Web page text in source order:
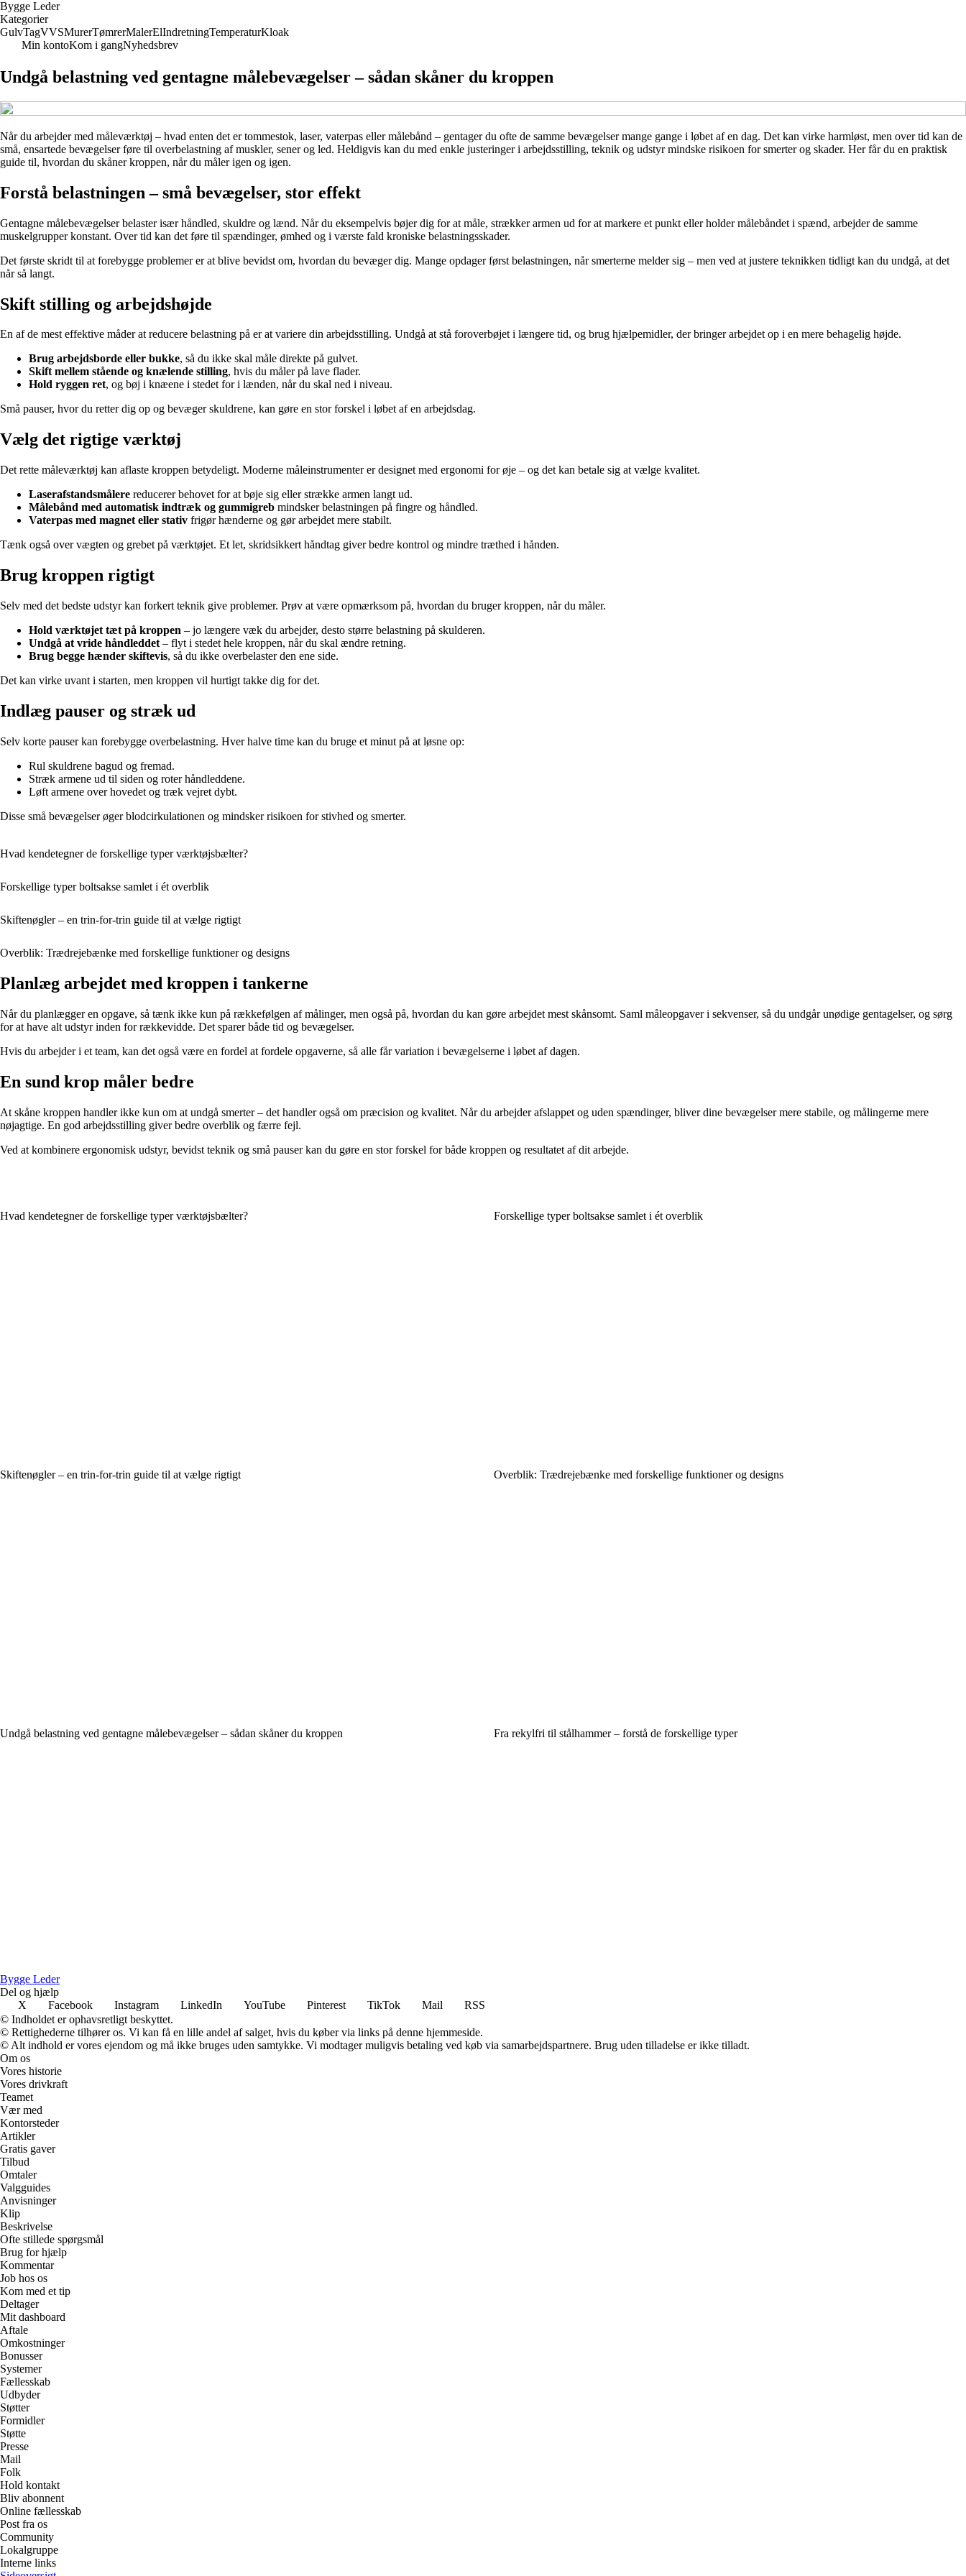
Bygge Leder
Kategorier
GulvTagVVSMurerTømrerMalerElIndretningTemperaturKloak
Min kontoKom i gangNyhedsbrev
Undgå belastning ved gentagne målebevægelser – sådan skåner du kroppen
Når du arbejder med måleværktøj – hvad enten det er tommestok, laser, vaterpas eller målebånd – gentager du ofte de samme bevægelser mange gange i løbet af en dag. Det kan virke harmløst, men over tid kan de
små, ensartede bevægelser føre til overbelastning af muskler, sener og led. Heldigvis kan du med enkle justeringer i arbejdsstilling, teknik og udstyr mindske risikoen for smerter og skader. Her får du en praktisk
guide til, hvordan du skåner kroppen, når du måler igen og igen.
Forstå belastningen – små bevægelser, stor effekt
Gentagne målebevægelser belaster især håndled, skuldre og lænd. Når du eksempelvis bøjer dig for at måle, strækker armen ud for at markere et punkt eller holder målebåndet i spænd, arbejder de samme
muskelgrupper konstant. Over tid kan det føre til spændinger, ømhed og i værste fald kroniske belastningsskader.
Det første skridt til at forebygge problemer er at blive bevidst om, hvordan du bevæger dig. Mange opdager først belastningen, når smerterne melder sig – men ved at justere teknikken tidligt kan du undgå, at det
når så langt.
Skift stilling og arbejdshøjde
En af de mest effektive måder at reducere belastning på er at variere din arbejdsstilling. Undgå at stå foroverbøjet i længere tid, og brug hjælpemidler, der bringer arbejdet op i en mere behagelig højde.
Brug arbejdsborde eller bukke, så du ikke skal måle direkte på gulvet.
Skift mellem stående og knælende stilling, hvis du måler på lave flader.
Hold ryggen ret, og bøj i knæene i stedet for i lænden, når du skal ned i niveau.
Små pauser, hvor du retter dig op og bevæger skuldrene, kan gøre en stor forskel i løbet af en arbejdsdag.
Vælg det rigtige værktøj
Det rette måleværktøj kan aflaste kroppen betydeligt. Moderne måleinstrumenter er designet med ergonomi for øje – og det kan betale sig at vælge kvalitet.
Laserafstandsmålere reducerer behovet for at bøje sig eller strække armen langt ud.
Målebånd med automatisk indtræk og gummigreb mindsker belastningen på fingre og håndled.
Vaterpas med magnet eller stativ frigør hænderne og gør arbejdet mere stabilt.
Tænk også over vægten og grebet på værktøjet. Et let, skridsikkert håndtag giver bedre kontrol og mindre træthed i hånden.
Brug kroppen rigtigt
Selv med det bedste udstyr kan forkert teknik give problemer. Prøv at være opmærksom på, hvordan du bruger kroppen, når du måler.
Hold værktøjet tæt på kroppen – jo længere væk du arbejder, desto større belastning på skulderen.
Undgå at vride håndleddet – flyt i stedet hele kroppen, når du skal ændre retning.
Brug begge hænder skiftevis, så du ikke overbelaster den ene side.
Det kan virke uvant i starten, men kroppen vil hurtigt takke dig for det.
Indlæg pauser og stræk ud
Selv korte pauser kan forebygge overbelastning. Hver halve time kan du bruge et minut på at løsne op:
Rul skuldrene bagud og fremad.
Stræk armene ud til siden og roter håndleddene.
Løft armene over hovedet og træk vejret dybt.
Disse små bevægelser øger blodcirkulationen og mindsker risikoen for stivhed og smerter.
Hvad kendetegner de forskellige typer værktøjsbælter?
Forskellige typer boltsakse samlet i ét overblik
Skiftenøgler – en trin-for-trin guide til at vælge rigtigt
Overblik: Trædrejebænke med forskellige funktioner og designs
Planlæg arbejdet med kroppen i tankerne
Når du planlægger en opgave, så tænk ikke kun på rækkefølgen af målinger, men også på, hvordan du kan gøre arbejdet mest skånsomt. Saml måleopgaver i sekvenser, så du undgår unødige gentagelser, og sørg
for at have alt udstyr inden for rækkevidde. Det sparer både tid og bevægelser.
Hvis du arbejder i et team, kan det også være en fordel at fordele opgaverne, så alle får variation i bevægelserne i løbet af dagen.
En sund krop måler bedre
At skåne kroppen handler ikke kun om at undgå smerter – det handler også om præcision og kvalitet. Når du arbejder afslappet og uden spændinger, bliver dine bevægelser mere stabile, og målingerne mere
nøjagtige. En god arbejdsstilling giver bedre overblik og færre fejl.
Ved at kombinere ergonomisk udstyr, bevidst teknik og små pauser kan du gøre en stor forskel for både kroppen og resultatet af dit arbejde.
Hvad kendetegner de forskellige typer værktøjsbælter? Forskellige typer boltsakse samlet i ét overblik
Skiftenøgler – en trin-for-trin guide til at vælge rigtigt Overblik: Trædrejebænke med forskellige funktioner og designs
Undgå belastning ved gentagne målebevægelser – sådan skåner du kroppen Fra rekylfri til stålhammer – forstå de forskellige typer
Bygge Leder
Del og hjælp
X
Facebook Instagram LinkedIn YouTube Pinterest TikTok Mail
RSS
© Indholdet er ophavsretligt beskyttet.
© Rettighederne tilhører os. Vi kan få en lille andel af salget, hvis du køber via links på denne hjemmeside.
© Alt indhold er vores ejendom og må ikke bruges uden samtykke. Vi modtager muligvis betaling ved køb via samarbejdspartnere. Brug uden tilladelse er ikke tilladt.
Om os
Vores historie
Vores drivkraft
Teamet
Vær med
Kontorsteder
Artikler
Gratis gaver
Tilbud
Omtaler
Valgguides
Anvisninger
Klip
Beskrivelse
Ofte stillede spørgsmål
Brug for hjælp
Kommentar
Job hos os
Kom med et tip
Deltager
Mit dashboard
Aftale
Omkostninger
Bonusser
Systemer
Fællesskab
Udbyder
Støtter
Formidler
Støtte
Presse
Mail
Folk
Hold kontakt
Bliv abonnent
Online fællesskab
Post fra os
Community
Lokalgruppe
Interne links